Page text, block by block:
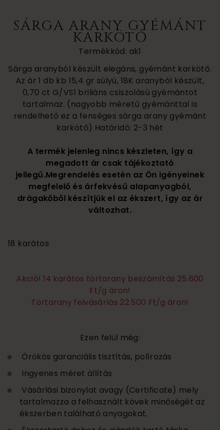
SÁRGA ARANY GYÉMÁNT
KARKÖTŐ
Termékkód: ak1
Sárga aranyból készült elegáns, gyémánt karkötő.
Az ár 1 db kb 15,4 gr súlyú, 18K aranyból készült,
0,70 ct G/VS1 briliáns csiszolású gyémántot
tartalmaz. (nagyobb méretű gyémánttal is
rendelhető ez a fenséges sárga arany gyémánt
karkötő) Határidő: 2-3 hét
A termék jelenleg nincs készleten, így a
megadott ár csak tájékoztató
jellegű.Megrendelés esetén az Ön igényeinek
megfelelő és árfekvésű alapanyagból,
drágakőből készítjük el az ékszert, így az ár
változhat.
18 karátos
Akció! 14 karátos törtarany beszámítás 25.600
Ft/g áron!
Törtarany felvásárlás 22.500 Ft/g áron!
Ezen felül még:
Örökös garanciális tisztítás, polírozás
Ingyenes méret állítás
Vásárlási bizonylat avagy (Certificate) mely
tartalmazza a felhasznált kövek minőségét az
ékszerben található anyagokat.